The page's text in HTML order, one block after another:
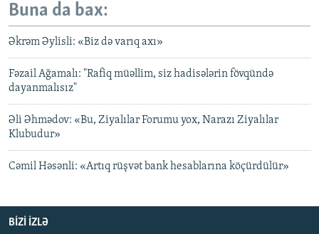
Buna da bax:
Əkrəm Əylisli: «Biz də varıq axı»
Fəzail Ağamalı: "Rafiq müəllim, siz hadisələrin fövqündə
dayanmalısız"
Əli Əhmədov: «Bu, Ziyalılar Forumu yox, Narazı Ziyalılar
Klubudur»
Cəmil Həsənli: «Artıq rüşvət bank hesablarına köçürdülür»
BIZI IZLƏ